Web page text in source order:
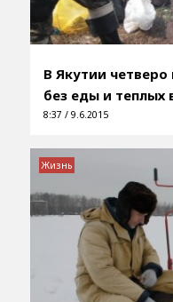
В Якутии
без еды и теплых
8:37 / 9.6.2015
Жизнь